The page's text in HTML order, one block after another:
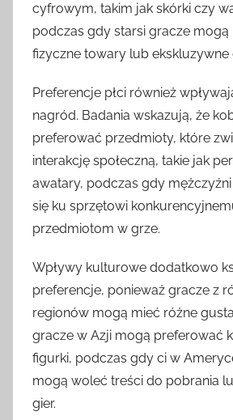
cyfrowym, takim jak skórki czy
podczas gdy starsi gracze
fizyczne towary lub ekskluzywne
Preferencje płci również
nagród. Badania wskazują, że
preferować przedmioty, które
interakcję społeczną, takie jak
awatary, podczas gdy mężczyźni
się ku sprzętowi
przedmiotom w grze.
Wpływy kulturowe dodatkowo
preferencje, ponieważ gracze z
regionów mogą mieć różne
gracze w Azji mogą preferować
figurki, podczas gdy ci w
mogą woleć treści do pobrania
gier.